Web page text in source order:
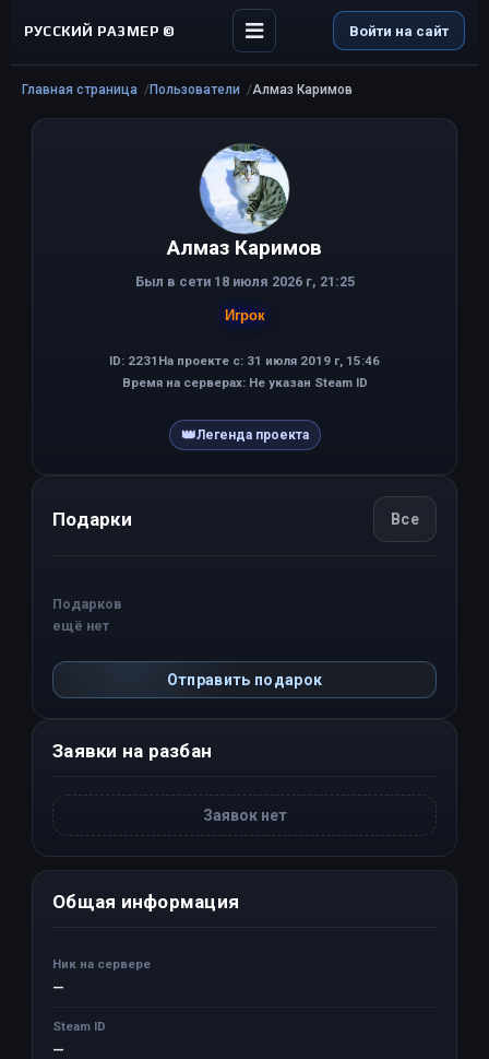
РУССКИЙ РАЗМЕР © Войти на сайт
Главная страница Пользователи Алмаз Каримов
Алмаз Каримов
Был в сети 18 июля 2026 г, 21:25
Игрок
ID: 2231 На проекте с: 31 июля 2019 г, 15:46
Время на серверах: Не указан Steam ID
👑Легенда проекта
Подарки Все
Подарков
ещё нет
Отправить подарок
Заявки на разбан
Заявок нет
Общая информация
Ник на сервере
—
Steam ID
—